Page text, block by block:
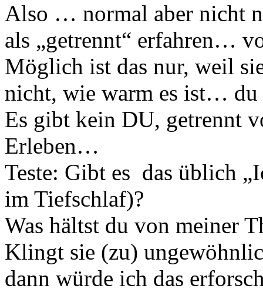
Also … normal aber nicht
als „getrennt“ erfahren…
Möglich ist das nur, weil
nicht, wie warm es ist… du
Es gibt kein DU, getrennt
Erleben…
Teste: Gibt es das üblich
im Tiefschlaf)?
Was hältst du von meiner
Klingt sie (zu)
dann würde ich das